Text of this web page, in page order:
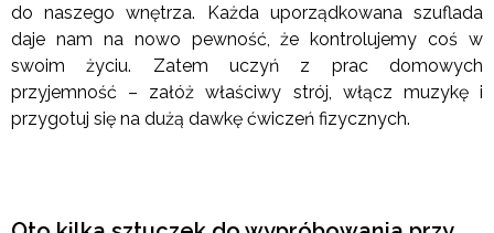
do naszego wnętrza. Każda uporządkowana szuflada
daje nam na nowo pewność, że kontrolujemy coś w
swoim życiu. Zatem uczyń z prac domowych
przyjemność – załóż właściwy strój, włącz muzykę i
przygotuj się na dużą dawkę ćwiczeń fizycznych.